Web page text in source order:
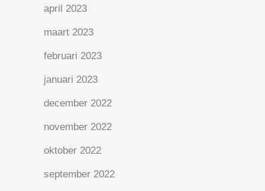
april 2023
maart 2023
februari 2023
januari 2023
december 2022
november 2022
oktober 2022
september 2022